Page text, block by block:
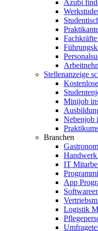
Azubi
Stellenanzeige
Minijob
Nebenjob
Branchen
IT
App
Logistik